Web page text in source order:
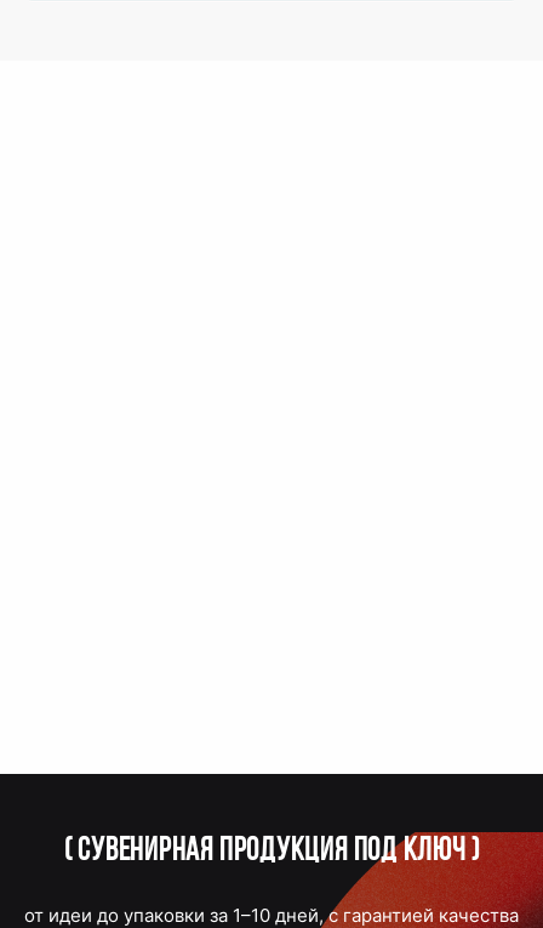
(Сувенирная продукция под ключ)
от идеи до упаковки за 1–10 дней, с гарантией качества